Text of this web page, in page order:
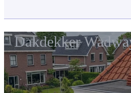
Dakdekker